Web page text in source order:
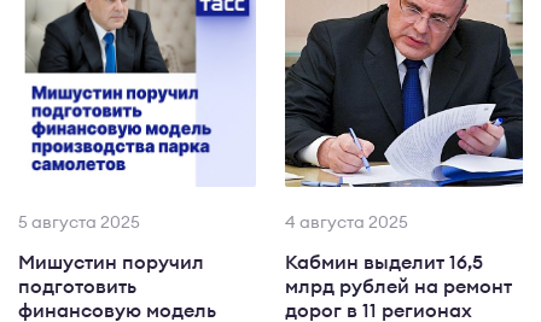
5 августа 2025
Мишустин поручил
подготовить
финансовую модель
4 августа 2025
Кабмин выделит 16,5
млрд рублей на ремонт
дорог в 11 регионах